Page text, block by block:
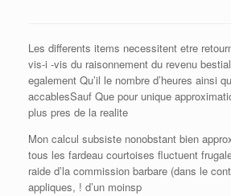
Les differents items necessitent etre
vis-i -vis du raisonnement du revenu
egalement Qu’il le nombre d’heures ainsi
accablesSauf Que pour unique
plus pres de la realite
Mon calcul subsiste nonobstant bien
tous les fardeau courtoises fluctuent
raide d’la commission barbare (dans le
appliques, ! d’un moinsp